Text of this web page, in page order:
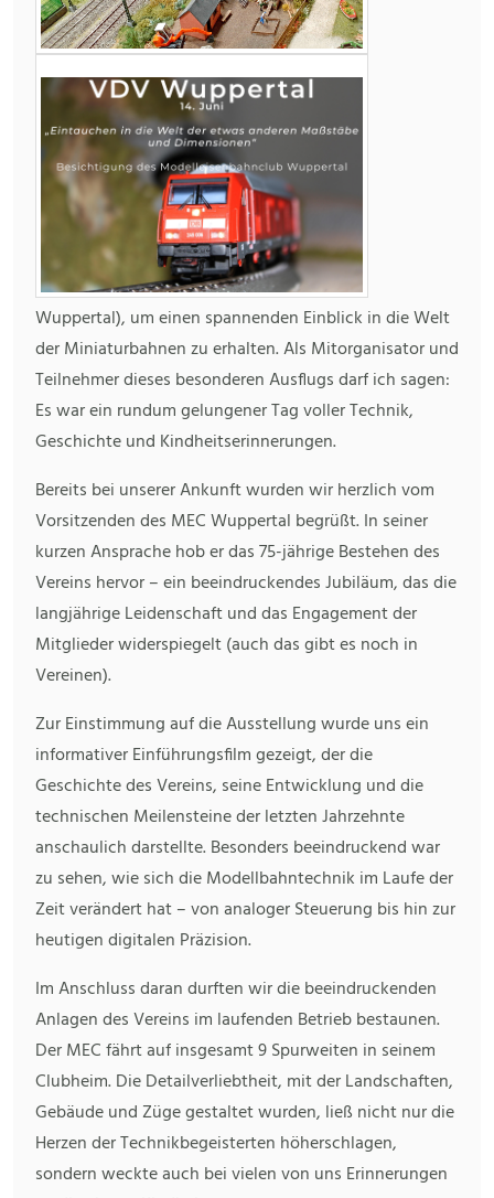
Wuppertal), um einen spannenden Einblick in die Welt
der Miniaturbahnen zu erhalten. Als Mitorganisator und
Teilnehmer dieses besonderen Ausflugs darf ich sagen:
Es war ein rundum gelungener Tag voller Technik,
Geschichte und Kindheitserinnerungen.
Bereits bei unserer Ankunft wurden wir herzlich vom
Vorsitzenden des MEC Wuppertal begrüßt. In seiner
kurzen Ansprache hob er das 75-jährige Bestehen des
Vereins hervor – ein beeindruckendes Jubiläum, das die
langjährige Leidenschaft und das Engagement der
Mitglieder widerspiegelt (auch das gibt es noch in
Vereinen).
Zur Einstimmung auf die Ausstellung wurde uns ein
informativer Einführungsfilm gezeigt, der die
Geschichte des Vereins, seine Entwicklung und die
technischen Meilensteine der letzten Jahrzehnte
anschaulich darstellte. Besonders beeindruckend war
zu sehen, wie sich die Modellbahntechnik im Laufe der
Zeit verändert hat – von analoger Steuerung bis hin zur
heutigen digitalen Präzision.
Im Anschluss daran durften wir die beeindruckenden
Anlagen des Vereins im laufenden Betrieb bestaunen.
Der MEC fährt auf insgesamt 9 Spurweiten in seinem
Clubheim. Die Detailverliebtheit, mit der Landschaften,
Gebäude und Züge gestaltet wurden, ließ nicht nur die
Herzen der Technikbegeisterten höherschlagen,
sondern weckte auch bei vielen von uns Erinnerungen